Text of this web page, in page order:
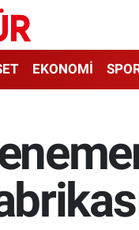
EKONOMİ